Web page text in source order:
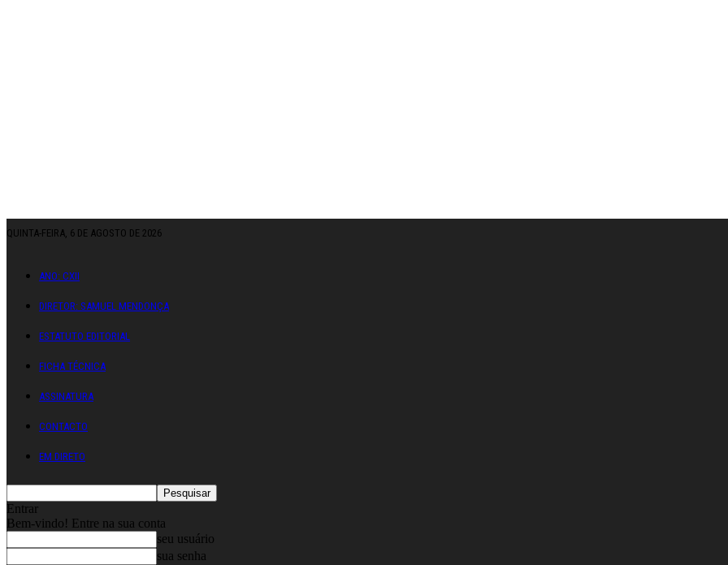
QUINTA-FEIRA, 6 DE AGOSTO DE 2026
ANO: CXII
DIRETOR: SAMUEL MENDONÇA
ESTATUTO EDITORIAL
FICHA TÉCNICA
ASSINATURA
CONTACTO
EM DIRETO
Entrar
Bem-vindo! Entre na sua conta
seu usuário
sua senha